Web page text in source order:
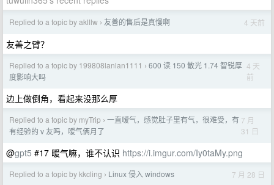
Replied to a topic by aklllw › 友善的售后是真慢啊 4 天前
友善之臂？
Replied to a topic by 199808lanlan1111 › 600 读 150 散光 1.74 智锐厚
度影响大吗
4 天
前
边上做倒角，看起来没那么厚
Replied to a topic by myTrip › 一直嗳气，感觉肚子里有气，很难受，有
有经验的 v 友吗，嗳气俩月了
7 月
31 日
@gpt5 #17 暖气嘛，谁不认识 https://i.imgur.com/Iy0taMy.png
Replied to a topic by kkcling › Linux 侵入 windows 7 月 28 日